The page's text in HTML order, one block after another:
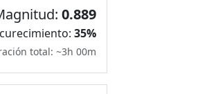
0.889
35%
total: ~3h 00m